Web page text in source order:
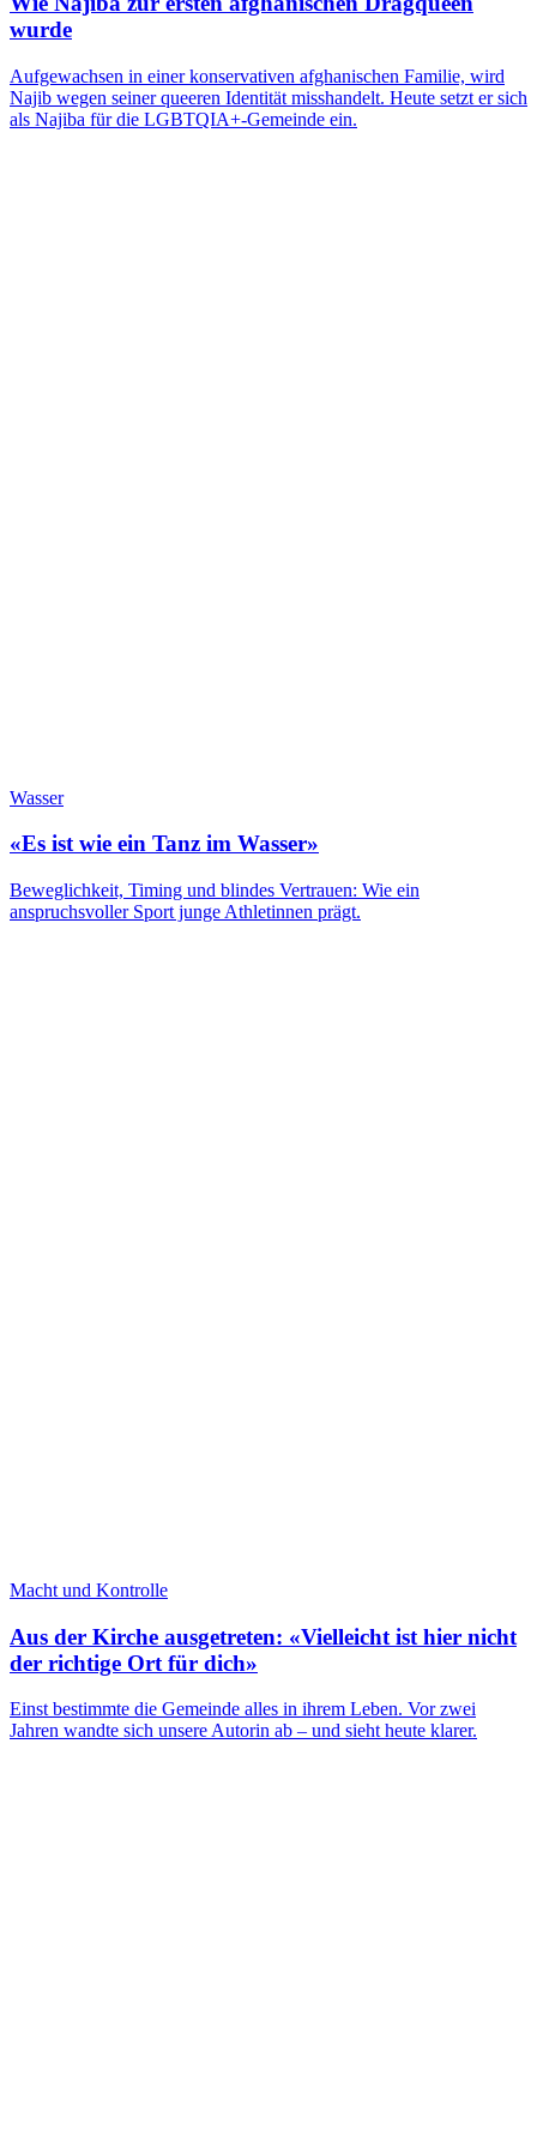
wurde
Aufgewachsen in einer konservativen afghanischen Familie, wird
Najib wegen seiner queeren Identität misshandelt. Heute setzt er sich
als Najiba für die LGBTQIA+-Gemeinde ein.
Wasser
«Es ist wie ein Tanz im Wasser»
Beweglichkeit, Timing und blindes Vertrauen: Wie ein
anspruchsvoller Sport junge Athletinnen prägt.
Macht und Kontrolle
Aus der Kirche ausgetreten: «Vielleicht ist hier nicht
der richtige Ort für dich»
Einst bestimmte die Gemeinde alles in ihrem Leben. Vor zwei
Jahren wandte sich unsere Autorin ab – und sieht heute klarer.